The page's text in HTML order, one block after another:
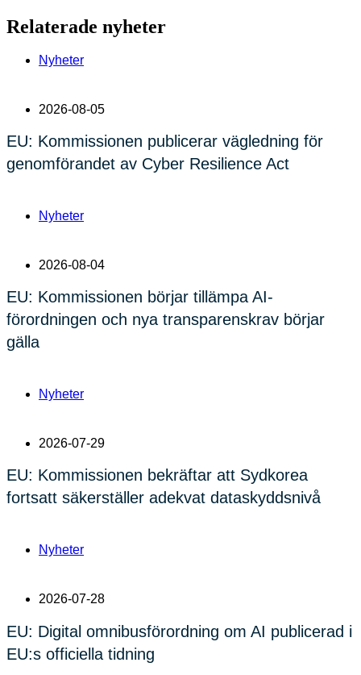
Relaterade nyheter
Nyheter
2026-08-05
EU: Kommissionen publicerar vägledning för
genomförandet av Cyber Resilience Act
Nyheter
2026-08-04
EU: Kommissionen börjar tillämpa AI-
förordningen och nya transparenskrav börjar
gälla
Nyheter
2026-07-29
EU: Kommissionen bekräftar att Sydkorea
fortsatt säkerställer adekvat dataskyddsnivå
Nyheter
2026-07-28
EU: Digital omnibusförordning om AI publicerad i
EU:s officiella tidning